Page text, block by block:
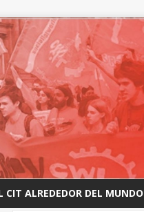
CIT ALREDEDOR DEL MUNDO